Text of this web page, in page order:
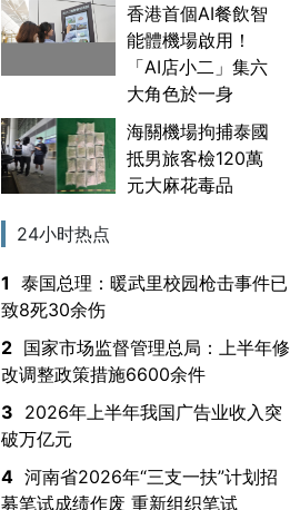
香港首個AI餐飲智
能體機場啟用！
「AI店小二」集六
大角色於一身
海關機場拘捕泰國
抵男旅客檢120萬
元大麻花毒品
24小时热点
1 泰国总理：暖武里校园枪击事件已
致8死30余伤
2 国家市场监督管理总局：上半年修
改调整政策措施6600余件
3 2026年上半年我国广告业收入突
破万亿元
4 河南省2026年“三支一扶”计划招
募笔试成绩作废 重新组织笔试